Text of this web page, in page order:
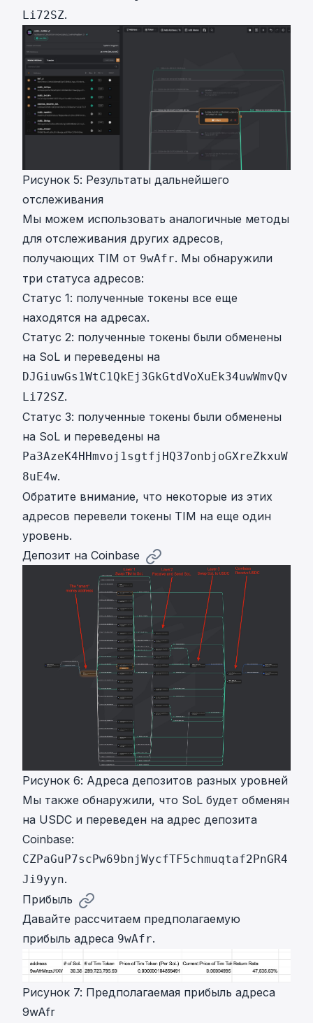
Li72SZ.
Рисунок 5: Результаты дальнейшего
отслеживания
Мы можем использовать аналогичные методы
для отслеживания других адресов,
получающих TIM от 9wAfr. Мы обнаружили
три статуса адресов:
Статус 1: полученные токены все еще
находятся на адресах.
Статус 2: полученные токены были обменены
на SoL и переведены на
DJGiuwGs1WtC1QkEj3GkGtdVoXuEk34uwWmvQv
Li72SZ.
Статус 3: полученные токены были обменены
на SoL и переведены на
Pa3AzeK4HHmvoj1sgtfjHQ37onbjoGXreZkxuW
8uE4w.
Обратите внимание, что некоторые из этих
адресов перевели токены TIM на еще один
уровень.
Депозит на Coinbase
Рисунок 6: Адреса депозитов разных уровней
Мы также обнаружили, что SoL будет обменян
на USDC и переведен на адрес депозита
Coinbase:
CZPaGuP7scPw69bnjWycfTF5chmuqtaf2PnGR4
Ji9yyn.
Прибыль
Давайте рассчитаем предполагаемую
прибыль адреса 9wAfr.
Рисунок 7: Предполагаемая прибыль адреса
9wAfr